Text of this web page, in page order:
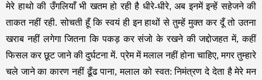
मेरे हाथो की उँगलियाँ भी खतम हो रही है धीरे-धीरे, अब इनमें इन्हें सहेजने की
ताकत नहीं रही. सोचती हूँ कि स्वयं ही इन हाथों से तुम्हें मुक्त कर दूँ तो उतना
खराब नहीं लगेगा जितना कि पकड़ कर संजो के रखने की जद्दोजहत में, कहीं
फिसल कर छूट जाने की दुर्घटना में.प्रेम में मलाल नहीं होना चाहिए,मगर तुम्हारे
चले जाने का कारण नहीं ढूँढ पाना, मलाल को स्वत: निमंत्रण दे देता है मेरे मन